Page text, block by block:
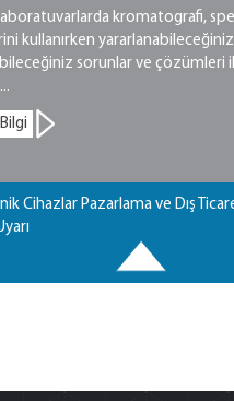
kromatografi,
kullanırken yararlanabileceğiniz
sorunlar ve çözümleri
Cihazlar Pazarlama ve Dış